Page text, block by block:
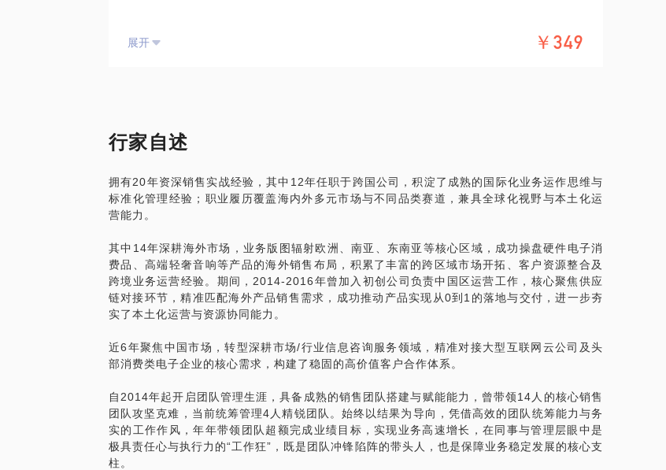
2.如果不能避免的参与进去，要如何“斗”。
为什么上面的老板看不到下面人的斗？其实不然，有的“斗”其实就是上面默许或鼓励的
行为，最让人无法理解的，往往取得胜利的人，所行的事，却不是对公司”最有利“的结
本人一路职场走来，见识过“高明”的外企斗争，也见识过“丑陋”的民企摘桃子，也曾为不
幸参与进去，看不惯内耗而愤慨跳槽，结果发现，职场没有世外桃源，真是“有人的地方
而已，但当你上升到一定位置后，这个就避免不了了，除非你只是一个“凑数”的高管，
挂靠在某个高管之下，由人家代表你“斗”而已。
展开 ￥349
行家自述
拥有20年资深销售实战经验，其中12年任职于跨国公司，积淀了成熟的国际化业务运作思维与
标准化管理经验；职业履历覆盖海内外多元市场与不同品类赛道，兼具全球化视野与本土化运
营能力。
其中14年深耕海外市场，业务版图辐射欧洲、南亚、东南亚等核心区域，成功操盘硬件电子消
费品、高端轻奢音响等产品的海外销售布局，积累了丰富的跨区域市场开拓、客户资源整合及
跨境业务运营经验。期间，2014-2016年曾加入初创公司负责中国区运营工作，核心聚焦供应
链对接环节，精准匹配海外产品销售需求，成功推动产品实现从0到1的落地与交付，进一步夯
实了本土化运营与资源协同能力。
近6年聚焦中国市场，转型深耕市场/行业信息咨询服务领域，精准对接大型互联网云公司及头
部消费类电子企业的核心需求，构建了稳固的高价值客户合作体系。
自2014年起开启团队管理生涯，具备成熟的销售团队搭建与赋能能力，曾带领14人的核心销售
团队攻坚克难，当前统筹管理4人精锐团队。始终以结果为导向，凭借高效的团队统筹能力与务
实的工作作风，年年带领团队超额完成业绩目标，实现业务高速增长，在同事与管理层眼中是
极具责任心与执行力的“工作狂”，既是团队冲锋陷阵的带头人，也是保障业务稳定发展的核心支
柱。